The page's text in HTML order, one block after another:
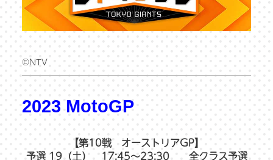
©NTV
2023 MotoGP
【第10戦 オーストリアGP】
予選 19（土） 17:45～23:30 全クラス予選